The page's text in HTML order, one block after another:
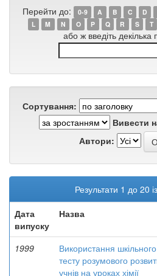
Перейти до: 0-9 A B C D
L
M N O P Q R S T
або ж введіть декілька
Сортування:
Вивести
Автори:
Результати 1 до 20
Дата
випуску
Назва
1999
Використання шкільного
тесту розумового
учнів на уроках хімії